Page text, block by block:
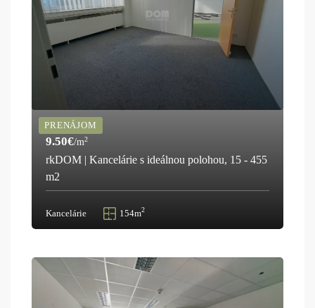
PRENÁJOM
9.50€/m2
rkDOM | Kancelárie s ideálnou polohou, 15 - 455
m2
Kancelárie 154m2